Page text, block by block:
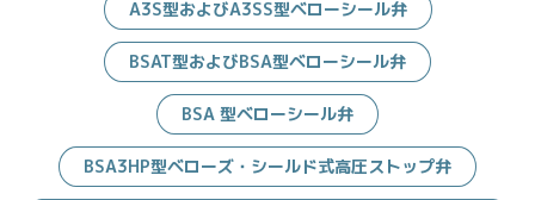
A3S型およびA3SS型ベローシール弁
BSAT型およびBSA型ベローシール弁
BSA 型ベローシール弁
BSA3HP型ベローズ・シールド式高圧ストップ弁